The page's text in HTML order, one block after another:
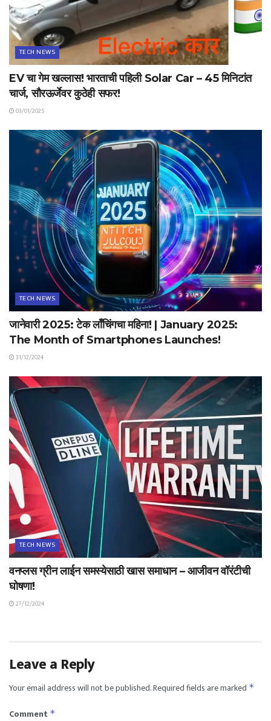
TECH NEWS
EV चा गेम खल्लास! भारताची पहिली Solar Car – 45 मिनिटांत
चार्ज, सौरऊर्जेवर कुठेही सफर!
03/01/2025
TECH NEWS
जानेवारी 2025: टेक लाँचिंगचा महिना! | January 2025:
The Month of Smartphones Launches!
31/12/2024
TECH NEWS
वनप्लस ग्रीन लाईन समस्येसाठी खास समाधान – आजीवन वॉरंटीची
घोषणा!
27/12/2024
Leave a Reply
Your email address will not be published.Required fields are marked *
Comment *